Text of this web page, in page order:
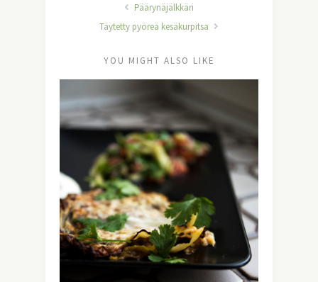
Päärynäjälkkäri
Täytetty pyöreä kesäkurpitsa
YOU MIGHT ALSO LIKE